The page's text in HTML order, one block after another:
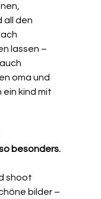
all den
lassen –
oma und
kind mit
besonders.
shoot
bilder –